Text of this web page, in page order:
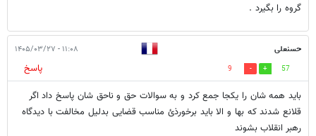
گروه را بگیرد .
حسنعلی ۱۱:۰۸ - ۱۴۰۵/۰۳/۲۷
57
9
پاسخ
باید همه شان را یکجا جمع کرد و به سوالات حق و ناحق شان پاسخ داد اگر
قلانع شدند که بها و الا باید برخورذئ مناسب قضایی بدلیل مخالفت با دیدگاه
رهبر انقلاب بشوند